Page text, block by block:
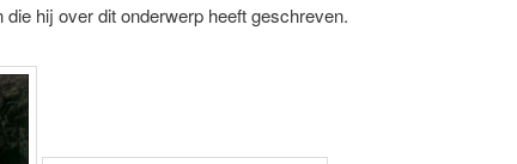
hij over dit onderwerp heeft geschreven.